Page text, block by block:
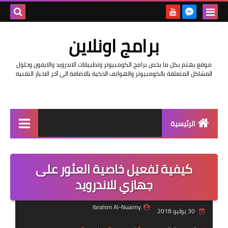
برامج اونلاين
موقع يهتم بكل ما يخص برامج الكومبيوتر وتطبيقات الاندرويد والايفون وحلول
المشاكل المتعلقة بالكومبيوتر والهواتف الذكية بالاضافة الى آخر الاخبار التقنية
الرئيسية
مراجعات
حماية
اندرويد
كيفية تفعيل خاصية العثور على
جهازي للاندرويد
30 يوليو 2018
Ibrahim Al-Nuaimy